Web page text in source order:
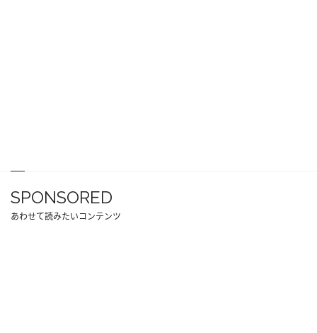
SPONSORED
あわせて読みたいコンテンツ